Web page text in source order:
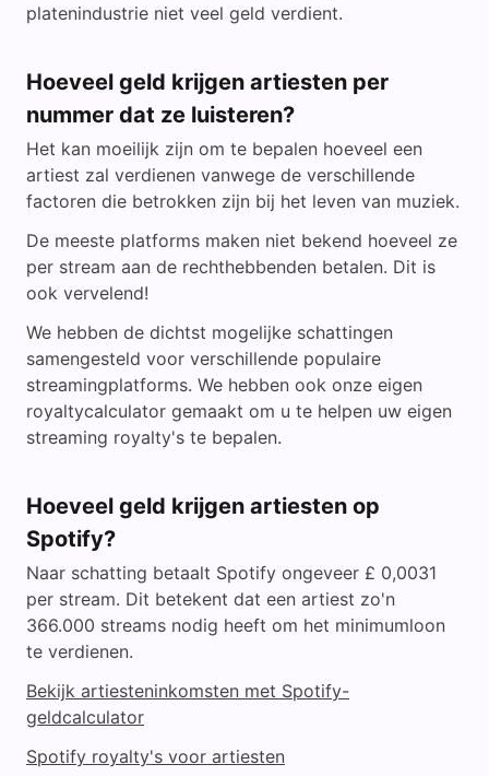
platenindustrie niet veel geld verdient.
Hoeveel geld krijgen artiesten per
nummer dat ze luisteren?
Het kan moeilijk zijn om te bepalen hoeveel een
artiest zal verdienen vanwege de verschillende
factoren die betrokken zijn bij het leven van muziek.
De meeste platforms maken niet bekend hoeveel ze
per stream aan de rechthebbenden betalen. Dit is
ook vervelend!
We hebben de dichtst mogelijke schattingen
samengesteld voor verschillende populaire
streamingplatforms. We hebben ook onze eigen
royaltycalculator gemaakt om u te helpen uw eigen
streaming royalty's te bepalen.
Hoeveel geld krijgen artiesten op
Spotify?
Naar schatting betaalt Spotify ongeveer £ 0,0031
per stream. Dit betekent dat een artiest zo'n
366.000 streams nodig heeft om het minimumloon
te verdienen.
Bekijk artiesteninkomsten met Spotify-
geldcalculator
Spotify royalty's voor artiesten